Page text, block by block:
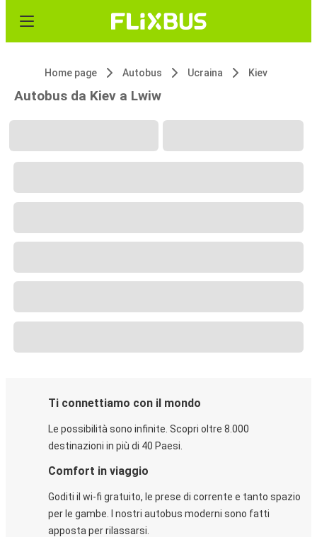
Home page Autobus Ucraina Kiev
Autobus da Kiev a Lwiw
Ti connettiamo con il mondo
Le possibilità sono infinite. Scopri oltre 8.000
destinazioni in più di 40 Paesi.
Comfort in viaggio
Goditi il wi-fi gratuito, le prese di corrente e tanto spazio
per le gambe. I nostri autobus moderni sono fatti
apposta per rilassarsi.